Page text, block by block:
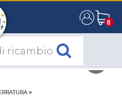
0
0
>